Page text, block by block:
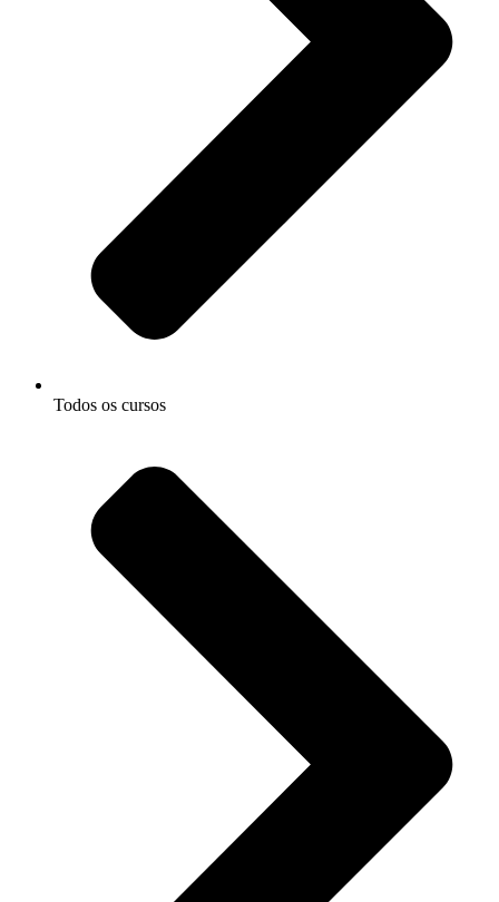
Todos os cursos